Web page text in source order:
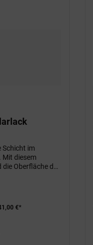
Schicht im
diesem
Oberfläche des
€*